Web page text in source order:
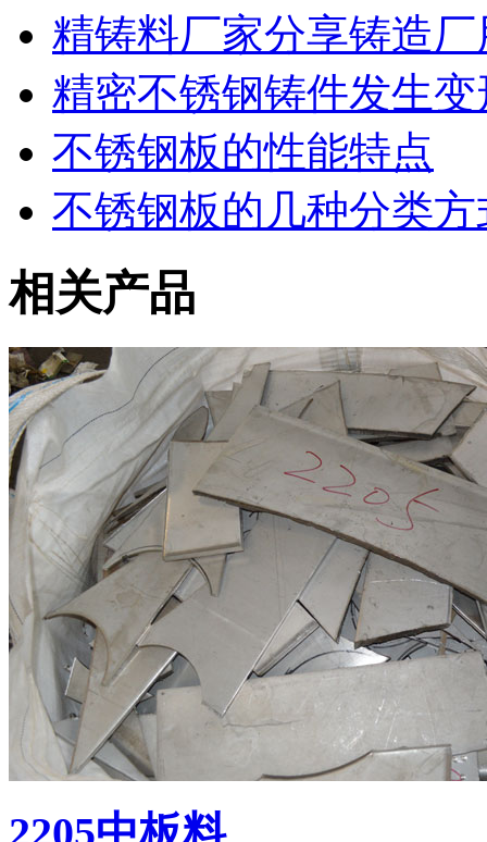
精铸料厂家分享铸造
精密不锈钢铸件发生
不锈钢板的性能特点
不锈钢板的几种分类
相关产品